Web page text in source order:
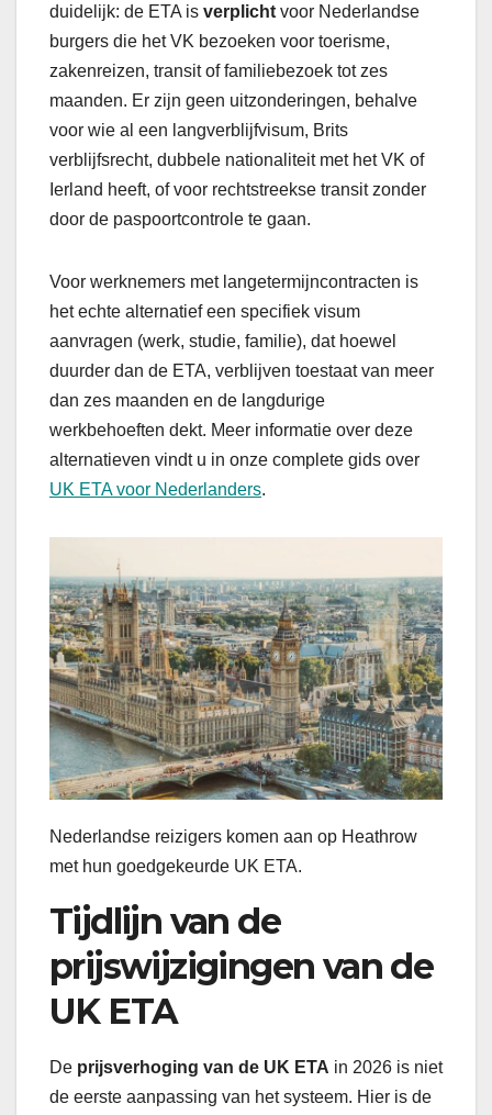
duidelijk: de ETA is verplicht voor Nederlandse
burgers die het VK bezoeken voor toerisme,
zakenreizen, transit of familiebezoek tot zes
maanden. Er zijn geen uitzonderingen, behalve
voor wie al een langverblijfvisum, Brits
verblijfsrecht, dubbele nationaliteit met het VK of
Ierland heeft, of voor rechtstreekse transit zonder
door de paspoortcontrole te gaan.
Voor werknemers met langetermijncontracten is
het echte alternatief een specifiek visum
aanvragen (werk, studie, familie), dat hoewel
duurder dan de ETA, verblijven toestaat van meer
dan zes maanden en de langdurige
werkbehoeften dekt. Meer informatie over deze
alternatieven vindt u in onze complete gids over
UK ETA voor Nederlanders.
Nederlandse reizigers komen aan op Heathrow
met hun goedgekeurde UK ETA.
Tijdlijn van de
prijswijzigingen van de
UK ETA
De prijsverhoging van de UK ETA in 2026 is niet
de eerste aanpassing van het systeem. Hier is de